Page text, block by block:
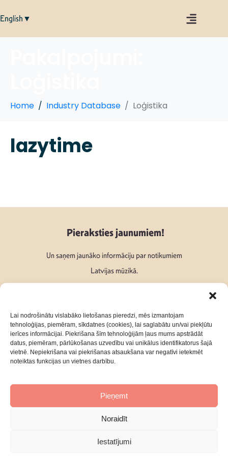
Lai nodrošinātu vislabāko lietošanas pieredzi, mēs izmantojam
tehnoloģijas, piemēram, sīkdatnes (cookies), lai saglabātu un/vai piekļūtu
ierīces informācijai. Piekrišana šīm tehnoloģijām ļaus mums apstrādāt
datus, piemēram, pārlūkošanas uzvedību vai unikālus identifikatorus šajā
vietnē. Nepiekrišana vai piekrišanas atsaukšana var negatīvi ietekmēt
noteiktas funkcijas un vietnes darbību.
Pieņemt
Noraidīt
Iestatījumi
English▼
Home Industry Database Loģistika
lazytime
Pieraksties jaunumiem!
Un saņem jaunāko informāciju par notikumiem
Latvijas mūzikā.
Seko mums:
Par mumsKontakti